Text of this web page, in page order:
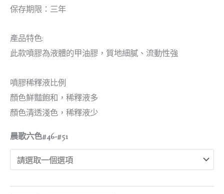
保存期限：三年
產品特色:
此款噴膠為液體的甲油膠，質地細膩、流動性強
噴膠稀釋液比例
顏色鮮豔飽和，稀釋液多
顏色清透淺色，稀釋液少
晨歌六色#46-#51